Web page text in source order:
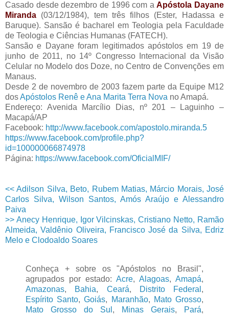
Casado desde dezembro de 1996 com aApóstola Dayane
Miranda (03/12/1984), tem três filhos (Ester, Hadassa e
Baruque). Sansão é bacharel em Teologia pela Faculdade
de Teologia e Ciências Humanas (FATECH).
Sansão e Dayane foram legitimados apóstolos em 19 de
junho de 2011, no 14º Congresso Internacional da Visão
Celular no Modelo dos Doze, no Centro de Convenções em
Manaus.
Desde 2 de novembro de 2003 fazem parte da Equipe M12
dosApóstolos Renê e Ana Marita Terra Nova no Amapá.
Endereço: Avenida Marcílio Dias, nº 201 – Laguinho –
Macapá/AP
Facebook: http://www.facebook.com/apostolo.miranda.5
https://www.facebook.com/profile.php?
id=100000066874978
Página: https://www.facebook.com/OficialMIF/
<< Adilson Silva, Beto, Rubem Matias, Márcio Morais, José
Carlos Silva, Wilson Santos, Amós Araújo e Alessandro
Paiva
>> Anecy Henrique, Igor Vilcinskas, Cristiano Netto, Ramão
Almeida, Valdênio Oliveira, Francisco José da Silva, Edriz
Melo e Clodoaldo Soares
Conheça + sobre os "Apóstolos no Brasil",
agrupados por estado: Acre, Alagoas, Amapá,
Amazonas, Bahia, Ceará, Distrito Federal ,
Espírito Santo,Goiás, Maranhão, Mato Grosso,
Mato Grosso do Sul , Minas Gerais, Pará,